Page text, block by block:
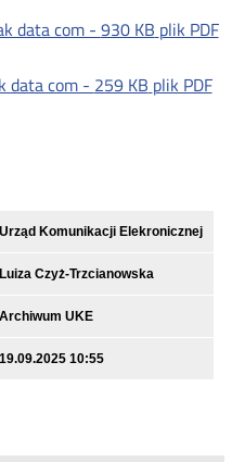
data com - 930 KB plik PDF
data com - 259 KB plik PDF
Urząd Komunikacji Elekronicznej
Luiza Czyż-Trzcianowska
Archiwum UKE
19.09.2025 10:55